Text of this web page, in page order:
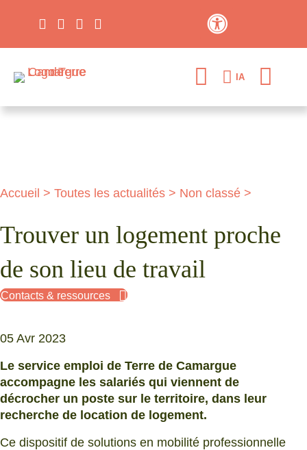
IA
Accueil > Toutes les actualités > Non classé >
Trouver un logement proche
de son lieu de travail
Contacts & ressources
05 Avr 2023
Le service emploi de Terre de Camargue
accompagne les salariés qui viennent de
décrocher un poste sur le territoire, dans leur
recherche de location de logement.
Ce dispositif de solutions en mobilité professionnelle